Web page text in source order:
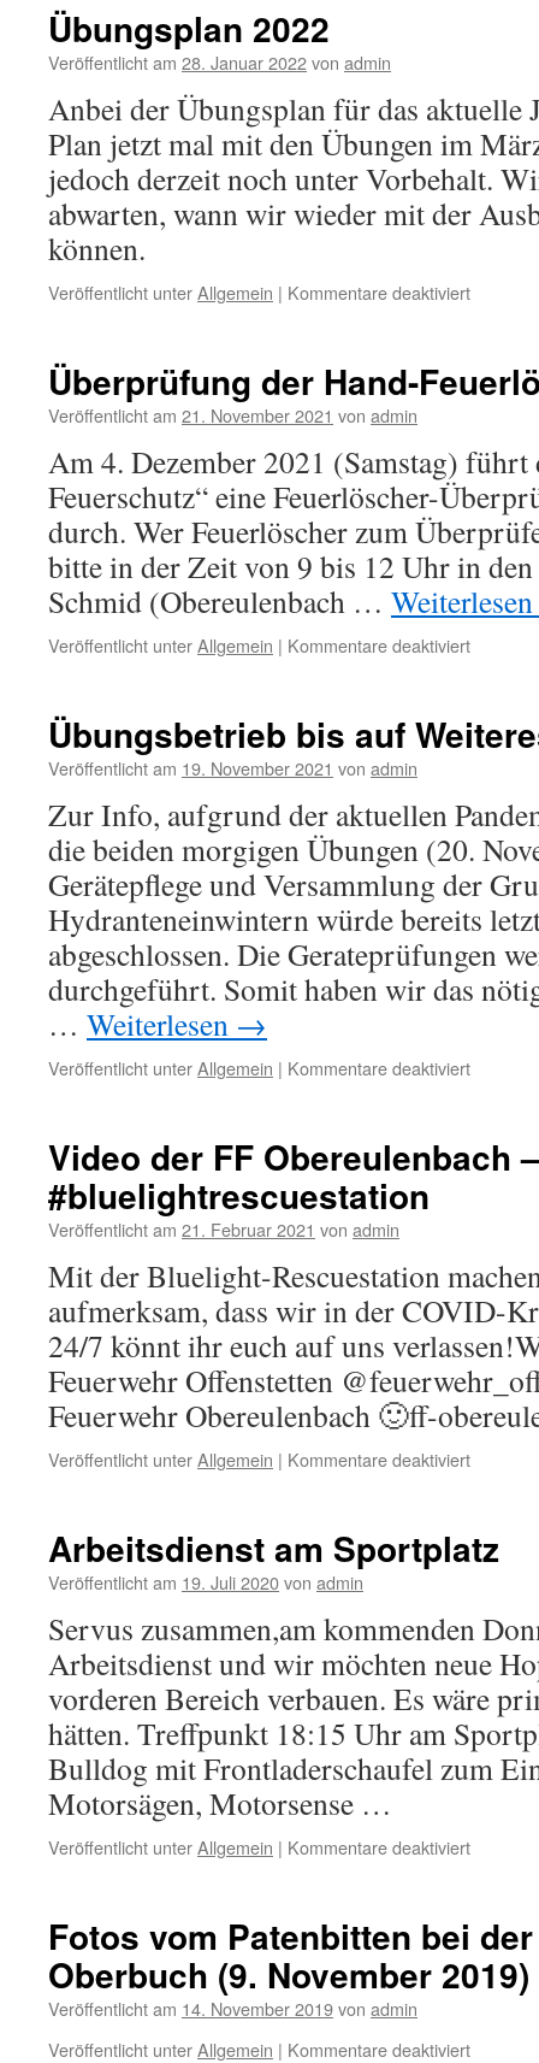
Übungsplan 2022
Veröffentlicht am 28. Januar 2022von admin
Anbei der Übungsplan für das aktuelle
Plan jetzt mal mit den Übungen im
jedoch derzeit noch unter Vorbehalt.
abwarten, wann wir wieder mit der
können.
Veröffentlicht unterAllgemein | Kommentare deaktiviertfür
Überprüfung der Hand-
Veröffentlicht am 21. November 2021 von admin
Am 4. Dezember 2021 (Samstag)
Feuerschutz“ eine Feuerlöscher-
durch. Wer Feuerlöscher zum
bitte in der Zeit von 9 bis 12 Uhr in
Schmid (Obereulenbach … Weiterlesen
Veröffentlicht unterAllgemein | Kommentare deaktiviertfür
Übungsbetrieb bis auf
Veröffentlicht am 19. November 2021 von admin
Zur Info, aufgrund der aktuellen
die beiden morgigen Übungen (20.
Gerätepflege und Versammlung der
Hydranteneinwintern würde bereits
abgeschlossen. Die Gerateprüfungen
durchgeführt. Somit haben wir das
… Weiterlesen →
Veröffentlicht unterAllgemein | Kommentare deaktiviertfür
Weiteres
Video der FF Obereulenbach –
#bluelightrescuestation​
Veröffentlicht am 21. Februar 2021 von admin
Mit der Bluelight-Rescuestation
aufmerksam, dass wir in der COVID-
24/7 könnt ihr euch auf uns
Feuerwehr Offenstetten
Feuerwehr Obereulenbach 🙂ff-
Veröffentlicht unterAllgemein | Kommentare deaktiviertfür
Arbeitsdienst am Sportplatz
Veröffentlicht am 19. Juli 2020von admin
Servus zusammen,am kommenden
Arbeitsdienst und wir möchten neue
vorderen Bereich verbauen. Es wäre
hätten. Treffpunkt 18:15 Uhr am
Bulldog mit Frontladerschaufel zum
Motorsägen, Motorsense …
Veröffentlicht unterAllgemein | Kommentare deaktiviertfür
Fotos vom Patenbitten bei
Oberbuch (9. November 2019)
Veröffentlicht am 14. November 2019von admin
Veröffentlicht unterAllgemein | Kommentare deaktiviertfür